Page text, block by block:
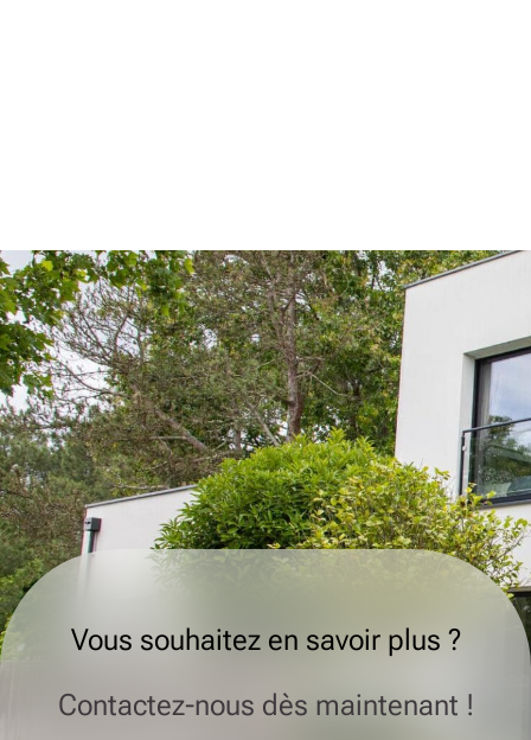
Vous souhaitez en savoir plus ?
Contactez-nous dès maintenant !